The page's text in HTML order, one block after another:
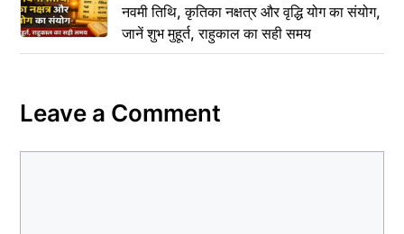
नवमी तिथि, कृतिका नक्षत्र और वृद्धि योग का संयोग,
जानें शुभ मुहूर्त, राहुकाल का सही समय
Leave a Comment